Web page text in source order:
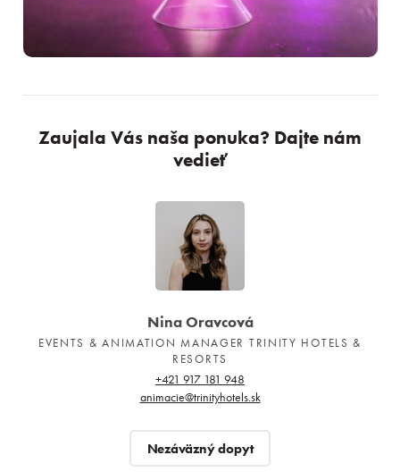
Zaujala Vás naša ponuka? Dajte nám
vedieť
Nina Oravcová
EVENTS & ANIMATION MANAGER TRINITY HOTELS &
RESORTS
+421 917 181 948
animacie@trinityhotels.sk
Nezáväzný dopyt